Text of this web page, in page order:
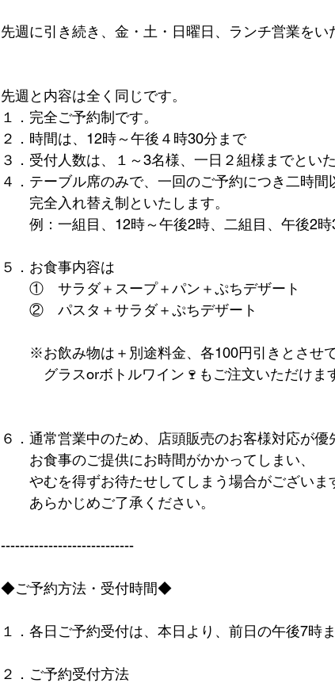
先週に引き続き、金・土・日曜日、ランチ営業を
先週と内容は全く同じです。
１．完全ご予約制です。
２．時間は、12時～午後４時30分まで
３．受付人数は、１～3名様、一日２組様までといた
４．テーブル席のみで、一回のご予約につき二時間
完全入れ替え制といたします。
例：一組目、12時～午後2時、二組目、午後2時
５．お食事内容は
①　サラダ＋スープ＋パン＋ぷちデザート
②　パスタ＋サラダ＋ぷちデザート
※お飲み物は＋別途料金、各100円引きとさせ
グラスorボトルワイン🍷もご注文いただけま
６．通常営業中のため、店頭販売のお客様対応が優
お食事のご提供にお時間がかかってしまい、
やむを得ずお待たせしてしまう場合がございま
あらかじめご了承ください。
----------------------------
◆ご予約方法・受付時間◆
１．各日ご予約受付は、本日より、前日の午後7時ま
２．ご予約受付方法